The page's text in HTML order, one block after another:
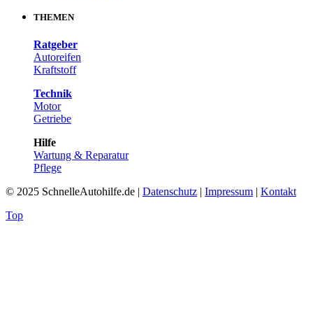
THEMEN
Ratgeber
Autoreifen
Kraftstoff
Technik
Motor
Getriebe
Hilfe
Wartung & Reparatur
Pflege
© 2025 SchnelleAutohilfe.de | Datenschutz | Impressum | Kontakt
Top